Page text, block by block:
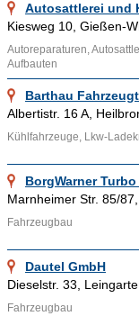
beispielsweise
Heelden,
Siegen, Freiberg,
worden. Wenn Sie
Adressennet
Ähnliche
können über die
Weitere Inhalte
Kraftfahrtwesen
Autosattlerei und
Kiesweg 10, Gießen-
Autoreparaturen,
Aufbauten
Barthau
Albertistr. 16 A,
Kühlfahrzeuge, Lkw-
BorgWarner
Marnheimer Str. 85/
Fahrzeugbau
Dautel GmbH
Dieselstr. 33,
Fahrzeugbau